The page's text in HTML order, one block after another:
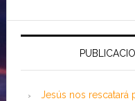
Jesús nos rescatará